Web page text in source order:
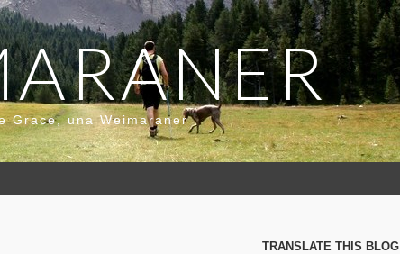
Grace, una Weimaraner
TRANSLATE THIS BLOG